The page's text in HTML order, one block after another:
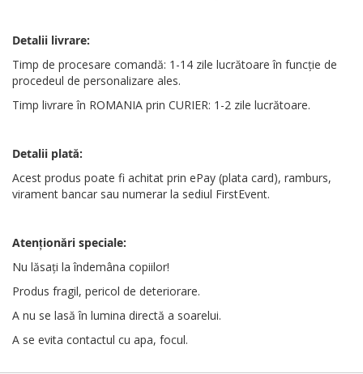
Detalii livrare:
Timp de procesare comandă: 1-14 zile lucrătoare în funcție de
procedeul de personalizare ales.
Timp livrare în ROMANIA prin CURIER: 1-2 zile lucrătoare.
Detalii plată:
Acest produs poate fi achitat prin ePay (plata card), ramburs,
virament bancar sau numerar la sediul FirstEvent.
Atenționări speciale:
Nu lăsați la îndemâna copiilor!
Produs fragil, pericol de deteriorare.
A nu se lasă în lumina directă a soarelui.
A se evita contactul cu apa, focul.